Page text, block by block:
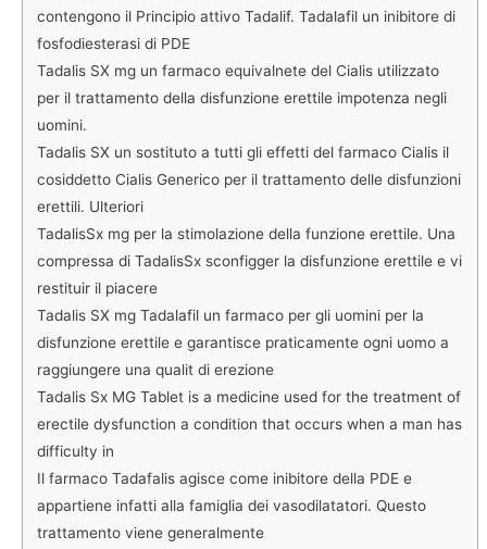
contengono il Principio attivo Tadalif. Tadalafil un inibitore di
fosfodiesterasi di PDE
Tadalis SX mg un farmaco equivalnete del Cialis utilizzato
per il trattamento della disfunzione erettile impotenza negli
uomini.
Tadalis SX un sostituto a tutti gli effetti del farmaco Cialis il
cosiddetto Cialis Generico per il trattamento delle disfunzioni
erettili. Ulteriori
TadalisSx mg per la stimolazione della funzione erettile. Una
compressa di TadalisSx sconfigger la disfunzione erettile e vi
restituir il piacere
Tadalis SX mg Tadalafil un farmaco per gli uomini per la
disfunzione erettile e garantisce praticamente ogni uomo a
raggiungere una qualit di erezione
Tadalis Sx MG Tablet is a medicine used for the treatment of
erectile dysfunction a condition that occurs when a man has
difficulty in
Il farmaco Tadafalis agisce come inibitore della PDE e
appartiene infatti alla famiglia dei vasodilatatori. Questo
trattamento viene generalmente